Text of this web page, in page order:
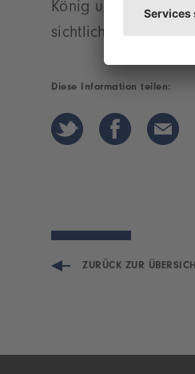
König und Peter
sichtlich
Diese Information teilen:
ZURÜCK ZUR